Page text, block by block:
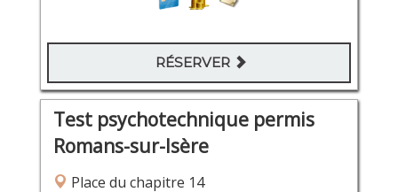
RÉSERVER
Test psychotechnique permis
Romans-sur-Isère
Place du chapitre 14